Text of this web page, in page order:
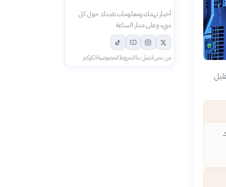
أخبار تهمك ومعلومات تفيدك حول كل
شيء وعلى مدار الساعة
من نحناتصل بناالشروطالخصوصيةالكوكيز